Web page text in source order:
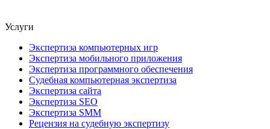
Услуги
Экспертиза компьютерных игр
Экспертиза мобильного приложения
Экспертиза программного обеспечения
Судебная компьютерная экспертиза
Экспертиза сайта
Экспертиза SEO
Экспертиза SMM
Рецензия на судебную экспертизу